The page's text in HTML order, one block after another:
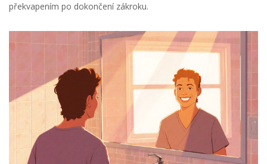
překvapením po dokončení zákroku.